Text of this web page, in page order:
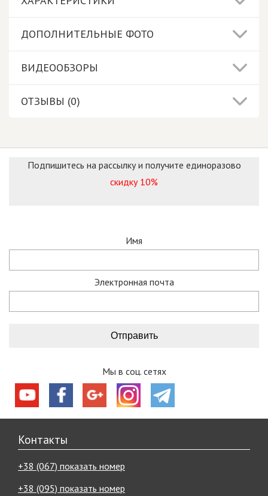
ДОПОЛНИТЕЛЬНЫЕ ФОТО
ВИДЕООБЗОРЫ
ОТЗЫВЫ (0)
Подпишитесь на рассылку и получите единоразово
скидку 10%
Имя
Электронная почта
Мы в соц. сетях
Контакты
+38 (067) показать номер
+38 (095) показать номер